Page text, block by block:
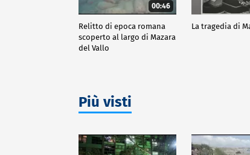
00:46
Relitto di epoca romana
scoperto al largo di Mazara
del Vallo
La tragedia di
Più visti